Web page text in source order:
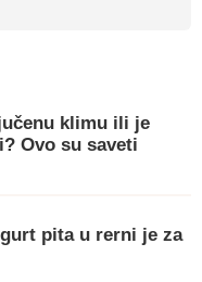
klimu ili je
Ovo su saveti
pita u rerni je za